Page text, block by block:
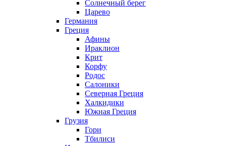
Солнечный берег
Царево
Германия
Греция
Афины
Ираклион
Крит
Корфу
Родос
Салоники
Северная Греция
Халкидики
Южная Греция
Грузия
Гори
Тбилиси